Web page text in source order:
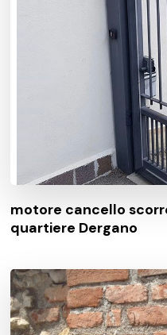
motore cancello
quartiere Dergano